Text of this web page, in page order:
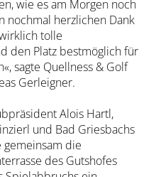
wie es am Morgen noch
nochmal herzlichen Dank
tolle
den Platz bestmöglich für
sagte Quellness & Golf
Gerleigner.
Alois Hartl,
und Bad Griesbachs
gemeinsam die
des Gutshofes